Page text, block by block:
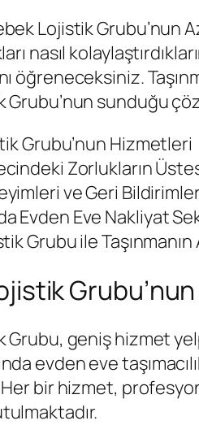
Lojistik Grubu’nun
nasıl
öğreneceksiniz.
sunduğu
Grubu’nun Hizmetleri
Zorlukların
ve Geri Bildirimler
Evden Eve Nakliyat
Grubu ile Taşınmanın
Grubu, geniş hizmet
evden eve
Her bir hizmet,